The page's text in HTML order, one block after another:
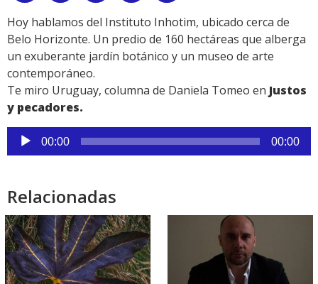
Link
Hoy hablamos del Instituto Inhotim, ubicado cerca de
Belo Horizonte. Un predio de 160 hectáreas que alberga
un exuberante jardín botánico y un museo de arte
contemporáneo.
Te miro Uruguay, columna de Daniela Tomeo en Justos
y pecadores.
Reproductor
de
00:00 00:00
Relacionadas